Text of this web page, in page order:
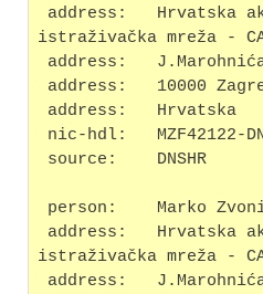
address:   Hrvatska
istraživačka mreža -
address:
address:   10000
address:   Hrvatska
nic-hdl:   MZF42122-
source:    DNSHR
person:    Marko
address:   Hrvatska
istraživačka mreža -
address: